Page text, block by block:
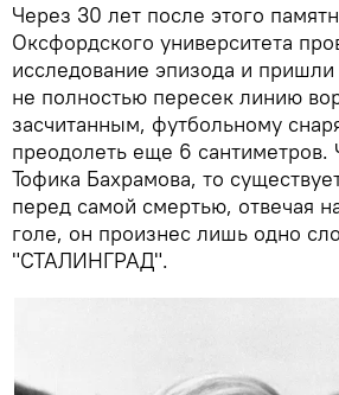
Через 30 лет после этого
Оксфордского университета
исследование эпизода и
не полностью пересек линию
засчитанным, футбольному
преодолеть еще 6 сантиметров.
Тофика Бахрамова, то
перед самой смертью, отвечая
голе, он произнес лишь одно
"СТАЛИНГРАД".